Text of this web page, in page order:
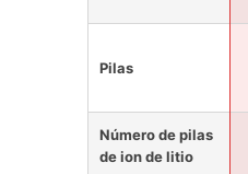
Pilas
Número de pilas
de ion de litio